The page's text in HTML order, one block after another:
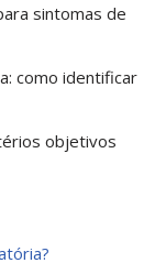
sintomas de
como identificar
objetivos